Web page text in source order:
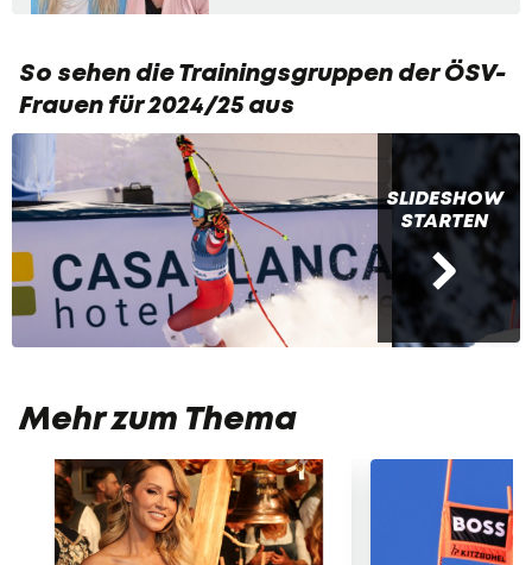
So sehen die Trainingsgruppen der ÖSV-
Frauen für 2024/25 aus
SLIDESHOW
STARTEN
Mehr zum Thema